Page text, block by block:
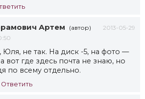
Артем (автор)
2013-05-29
Юля, не так. На диск -5, на фото —
а вот где здесь почта не знаю, но
по всему отдельно.
Ответить